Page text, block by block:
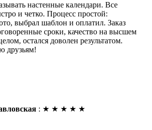
настенные календари. Все
и четко. Процесс простой:
выбрал шаблон и оплатил. Заказ
сроки, качество на высшем
остался доволен результатом.
друзьям!
: ★ ★ ★ ★ ★